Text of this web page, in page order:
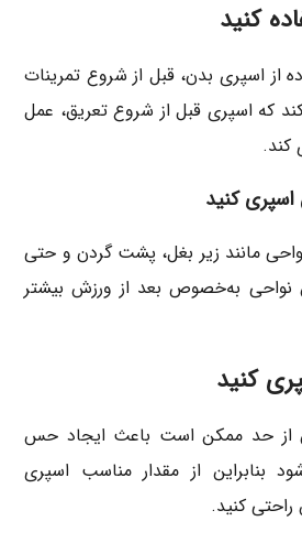
کنید
از اسپری بدن، قبل از شروع تمرینات
که اسپری قبل از شروع تعریق، عمل
کند.
کنید
مانند زیر بغل، پشت گردن و حتی
به‌خصوص بعد از ورزش بیشتر
کنید
از حد ممکن است باعث ایجاد حس
بنابراین از مقدار مناسب اسپری
کنید.